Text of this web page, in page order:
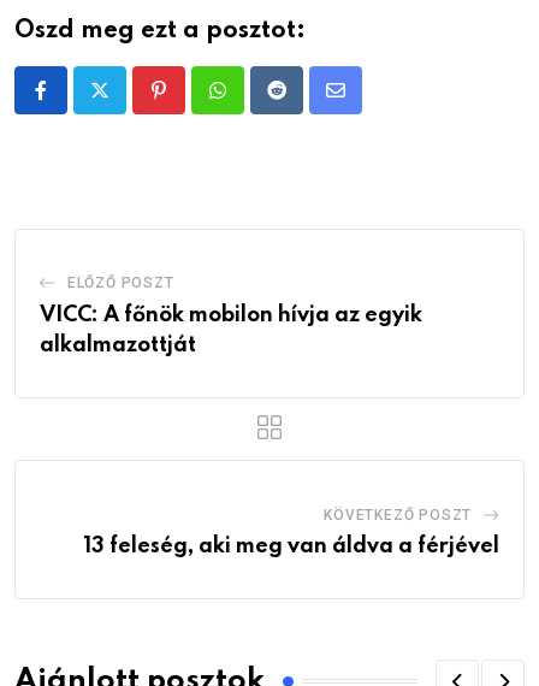
Oszd meg ezt a posztot:
PinterestWhatsappRedditShare
ELŐZŐ POSZT
VICC: A főnök mobilon hívja az egyik
alkalmazottját
KÖVETKEZŐ POSZT
13 feleség, aki meg van áldva a férjével